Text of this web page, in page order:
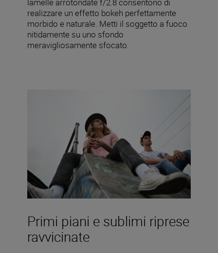
realizzare un effetto bokeh perfettamente
morbido e naturale. Metti il soggetto a fuoco
nitidamente su uno sfondo
meravigliosamente sfocato.
Primi piani e sublimi riprese
ravvicinate